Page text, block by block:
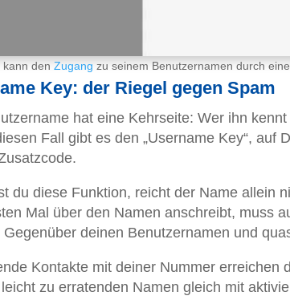
den Zugang zu seinem Benutzernamen durch
Key: der Riegel gegen Spam
hat eine Kehrseite: Wer ihn
Fall gibt es den „Username Key“, auf
du diese Funktion, reicht der Name allein
Mal über den Namen anschreibt, muss
Gegenüber deinen Benutzernamen und
Kontakte mit deiner Nummer erreichen
zu erratenden Namen gleich mit